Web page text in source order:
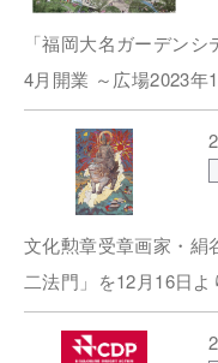
「福岡大名ガーデン
4月開業 ～広場2023年
文化勲章受章画家・絹
二法門」を12月16日